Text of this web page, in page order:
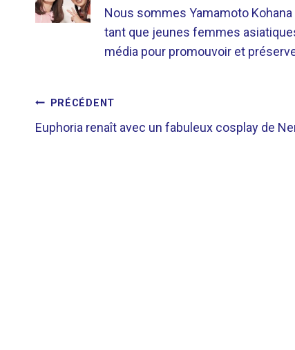
Nous sommes Yamamoto
tant que jeunes femmes
média pour promouvoir et
NAVIGATION
DE
PRÉCÉDENT
Euphoria renaît avec un fabuleux cosplay de